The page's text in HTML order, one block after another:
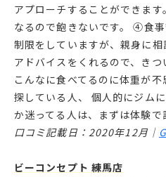
アプローチすることができま
なるので飽きないです。 ④食
制限をしていますが、親身に
アドバイスをくれるので、き
こんなに食べてるのに体重が
探している人、 個人的にジム
か迷ってる人は、まずは体験で
口コミ記載日：2020年12月｜
ビーコンセプト 練馬店